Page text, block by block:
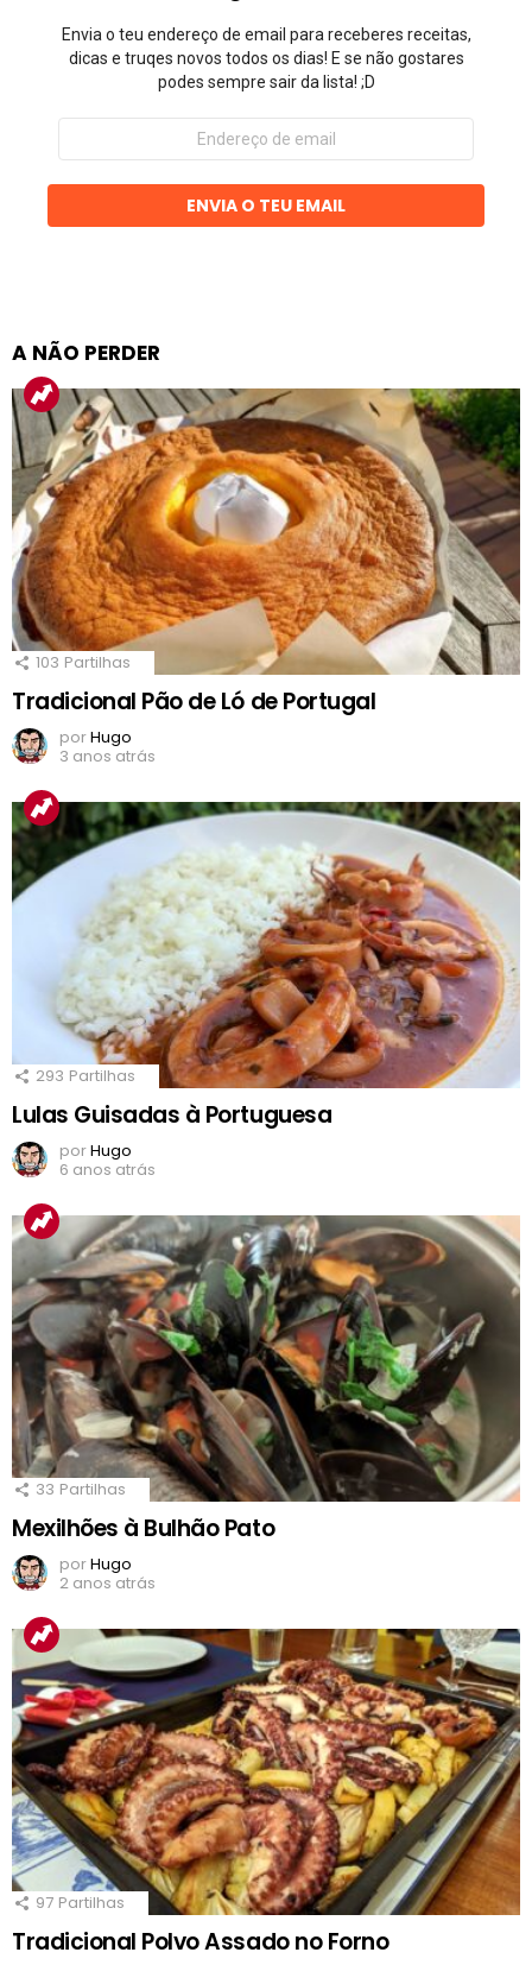
Envia o teu endereço de email para receberes receitas,
dicas e truqes novos todos os dias! E se não gostares
podes sempre sair da lista! ;D
Endereço
email
ENVIA O TEU EMAIL
A NÃO PERDER
103 Partilhas
Tradicional Pão de Ló de Portugal
porHugo
3 anos atrás
293 Partilhas
Lulas Guisadas à Portuguesa
porHugo
6 anos atrás
33 Partilhas
Mexilhões à Bulhão Pato
porHugo
2 anos atrás
97 Partilhas
Tradicional Polvo Assado no Forno